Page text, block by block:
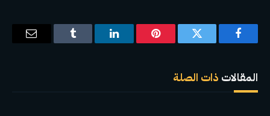
فيسبوك تويتر بينتيريستلينكدإن Tumblr
البريد
المقالات ذات الصلة